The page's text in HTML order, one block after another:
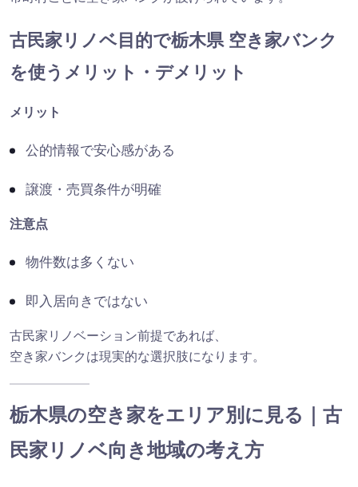
古民家リノベ目的で栃木県 空き家バンク
を使うメリット・デメリット
メリット
公的情報で安心感がある
譲渡・売買条件が明確
注意点
物件数は多くない
即入居向きではない
古民家リノベーション前提であれば、
空き家バンクは現実的な選択肢になります。
栃木県の空き家をエリア別に見る｜古
民家リノベ向き地域の考え方